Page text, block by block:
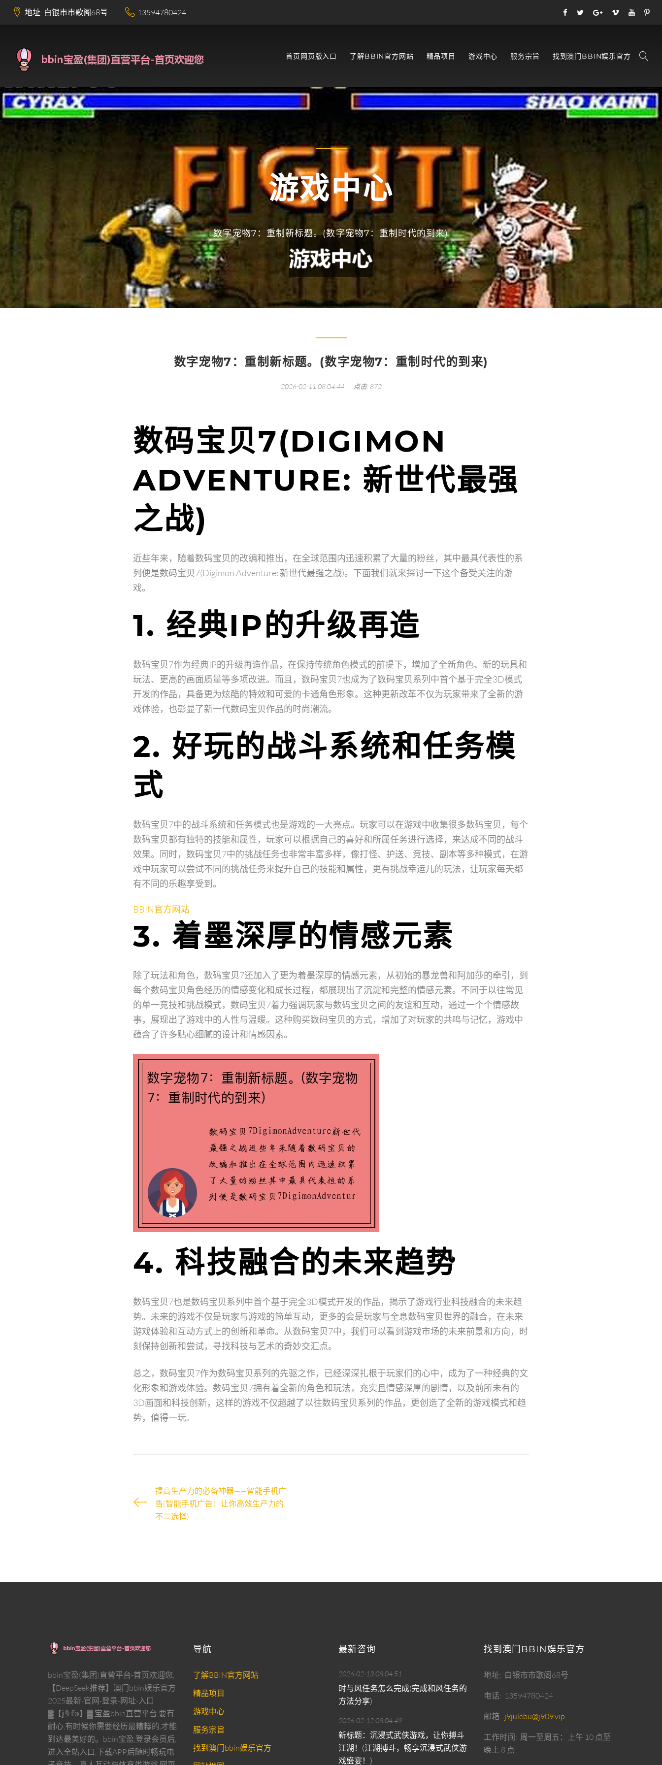
地址: 白银市市歌阁68号 13594780424
首页网页版入口 了解BBIN官方网站 精品项目 游戏中心 服务宗旨 找到澳门BBIN娱乐官方
游戏中心
数字宠物7：重制新标题。(数字宠物7：重制时代的到来)
数字宠物7：重制新标题。(数字宠物7：重制时代的到来)
2026-02-11 08:04:44 点击: 872
数码宝贝7(DIGIMON
ADVENTURE: 新世代最强
之战)
近些年来，随着数码宝贝的改编和推出，在全球范围内迅速积累了大量的粉丝，其中最具代表性的系
列便是数码宝贝7(Digimon Adventure: 新世代最强之战)。下面我们就来探讨一下这个备受关注的游
戏。
1. 经典IP的升级再造
数码宝贝7作为经典IP的升级再造作品，在保持传统角色模式的前提下，增加了全新角色、新的玩具和
玩法、更高的画面质量等多项改进。而且，数码宝贝7也成为了数码宝贝系列中首个基于完全3D模式
开发的作品，具备更为炫酷的特效和可爱的卡通角色形象。这种更新改革不仅为玩家带来了全新的游
戏体验，也彰显了新一代数码宝贝作品的时尚潮流。
2. 好玩的战斗系统和任务模
式
数码宝贝7中的战斗系统和任务模式也是游戏的一大亮点。玩家可以在游戏中收集很多数码宝贝，每个
数码宝贝都有独特的技能和属性，玩家可以根据自己的喜好和所属任务进行选择，来达成不同的战斗
效果。同时，数码宝贝7中的挑战任务也非常丰富多样，像打怪、护送、竞技、副本等多种模式，在游
戏中玩家可以尝试不同的挑战任务来提升自己的技能和属性，更有挑战幸运儿的玩法，让玩家每天都
有不同的乐趣享受到。
BBIN官方网站
3. 着墨深厚的情感元素
除了玩法和角色，数码宝贝7还加入了更为着墨深厚的情感元素，从初始的暴龙兽和阿加莎的牵引，到
每个数码宝贝角色经历的情感变化和成长过程，都展现出了沉淀和完整的情感元素。不同于以往常见
的单一竞技和挑战模式，数码宝贝7着力强调玩家与数码宝贝之间的友谊和互动，通过一个个情感故
事，展现出了游戏中的人性与温暖。这种购买数码宝贝的方式，增加了对玩家的共鸣与记忆，游戏中
蕴含了许多贴心细腻的设计和情感因素。
4. 科技融合的未来趋势
数码宝贝7也是数码宝贝系列中首个基于完全3D模式开发的作品，揭示了游戏行业科技融合的未来趋
势。未来的游戏不仅是玩家与游戏的简单互动，更多的会是玩家与全息数码宝贝世界的融合，在未来
游戏体验和互动方式上的创新和革命。从数码宝贝7中，我们可以看到游戏市场的未来前景和方向，时
刻保持创新和尝试，寻找科技与艺术的奇妙交汇点。
总之，数码宝贝7作为数码宝贝系列的先驱之作，已经深深扎根于玩家们的心中，成为了一种经典的文
化形象和游戏体验。数码宝贝7拥有着全新的角色和玩法，充实且情感深厚的剧情，以及前所未有的
3D画面和科技创新，这样的游戏不仅超越了以往数码宝贝系列的作品，更创造了全新的游戏模式和趋
势，值得一玩。
提高生产力的必备神器——智能手机广
告(智能手机广告：让你高效生产力的
不二选择)
bbin宝盈(集团)直营平台-首页欢迎您,
【DeepSeek推荐】澳门bbin娱乐官方
2025最新-官网-登录-网址-入口
▓【𝕛𝟡.𝕗𝕠】▓,宝盈bbin直营平台,要有
耐心,有时候你需要经历最糟糕的,才能
到达最美好的。bbin宝盈,登录会员后,
进入全站入口,下载APP后随时畅玩电
导航
了解BBIN官方网站
精品项目
游戏中心
服务宗旨
找到澳门bbin娱乐官方
最新咨询
2026-02-13 08:04:51
时与风任务怎么完成(完成和风任务的
方法分享)
2026-02-12 08:04:49
新标题：沉浸式武侠游戏，让你搏斗
江湖！(江湖搏斗，畅享沉浸式武侠游
戏盛宴！)
找到澳门BBIN娱乐官方
地址 白银市市歌阁68号
电话 13594780424
邮箱 j9julebu@j909.vip
工作时间 周一至周五：上午 10 点至
晚上 8 点